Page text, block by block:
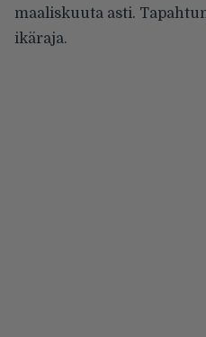
maaliskuuta asti.
ikäraja.